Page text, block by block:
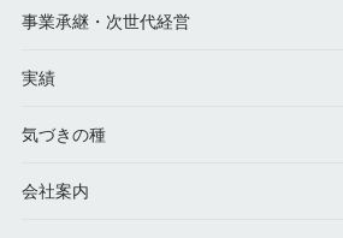
事業承継・次世代経営
実績
気づきの種
会社案内